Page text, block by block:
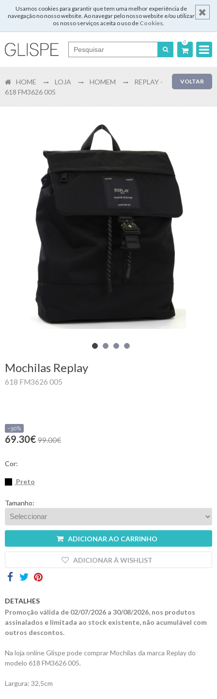
Usamos cookies para garantir que tem uma melhor experiência de
navegação no nosso website. Ao navegar pelo nosso website e/ou utilizar
os nosso serviços aceita o uso de Cookies.
0
English
Français
Login
Glispe
Homem
Marcas
VOLTAR
HOME LOJA HOMEM
REPLAY -
618 FM3626 005
Mochilas Replay
618 FM3626 005
-30%
69.30€ 99.00€
Cor:
Preto
Tamanho:
ADICIONAR AO CARRINHO
ADICIONAR À WISHLIST
DETALHES
Promoção válida de 02/07/2026 a 30/08/2026, nos produtos
assinalados e limitada ao stock existente, não acumulável com
outros descontos.
Na loja online Glispe pode comprar Mochilas da marca Replay do
modelo 618 FM3626 005.
Largura: 32,5cm